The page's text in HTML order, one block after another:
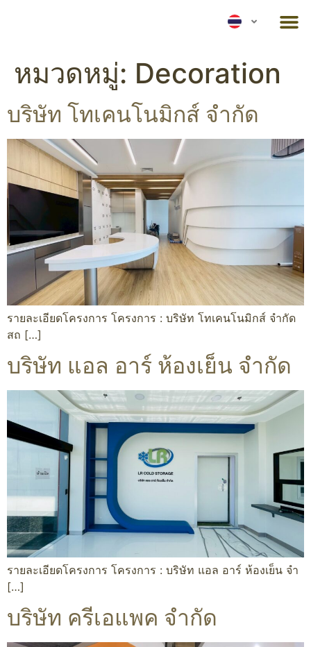
หมวดหมู่: Decoration
บริษัท โทเคนโนมิกส์ จำกัด
รายละเอียดโครงการ โครงการ : บริษัท โทเคนโนมิกส์ จำกัด
สถ […]
บริษัท แอล อาร์ ห้องเย็น จำกัด
รายละเอียดโครงการ โครงการ : บริษัท แอล อาร์ ห้องเย็น จำ
[…]
บริษัท ครีเอแพค จำกัด